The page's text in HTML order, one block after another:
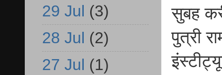
सुबह
पुत्री
29 Jul (3)
28 Jul (2)
27 Jul (1)